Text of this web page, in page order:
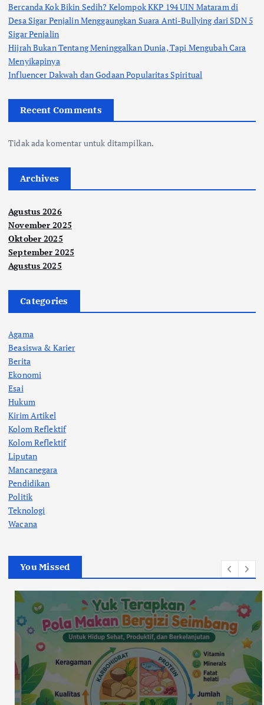
Bercanda Kok Bikin Sedih? Kelompok KKP 194 UIN Mataram di
Desa Sigar Penjalin Menggaungkan Suara Anti-Bullying dari SDN 5
Sigar Penjalin
Hijrah Bukan Tentang Meninggalkan Dunia, Tapi Mengubah Cara
Menyikapinya
Influencer Dakwah dan Godaan Popularitas Spiritual
Recent Comments
Tidak ada komentar untuk ditampilkan.
Archives
Agustus 2026
November 2025
Oktober 2025
September 2025
Agustus 2025
Categories
Agama
Beasiswa & Karier
Berita
Ekonomi
Esai
Hukum
Kirim Artikel
Kolom Reflektif
Kolom Reflektif
Liputan
Mancanegara
Pendidikan
Politik
Teknologi
Wacana
You Missed